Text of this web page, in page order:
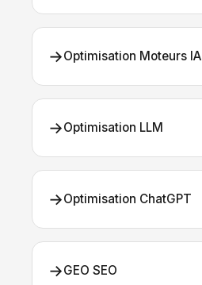
→Optimisation Moteurs IA
→Optimisation LLM
→Optimisation ChatGPT
→GEO SEO